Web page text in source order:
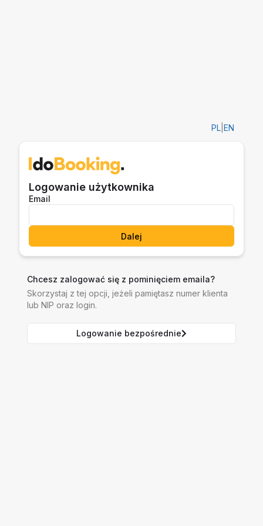
PL EN
Logowanie użytkownika
Email
Dalej
Chcesz zalogować się z pominięciem emaila?
Skorzystaj z tej opcji, jeżeli pamiętasz numer klienta
lub NIP oraz login.
Logowanie bezpośrednie